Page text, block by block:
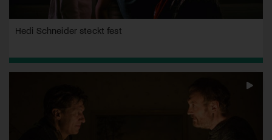
Hedi Schneider steckt fest